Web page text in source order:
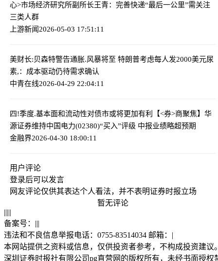
心>市场经济研究所副所长王青：完善快递“最后一公里”需关注
三类人群
上游新闻2026-05-03 17:51:11
美财长:贝森特警告通胀.风暴将至 特朗普考虑每人发2000美元尿
素,：成本驱动仍待需求确认
中青在线2026-04-29 22:04:11
四!季度.基本面和流动性对债市或将更加有利
【<券>商聚焦】华
源证券维持中国电力(02380)“买入”评级 中报业绩略超预期
金融界2026-04-30 18:00:11
用户评论
登录后可以发言
网友评论仅供其表达个人看法，并不表明证券时报立场
暂无评论
|||||
备案号： |||
违法和不良信息举报电话：0755-83514034 邮箱： |
本网站提供之资料或信息，仅供投资者参考，不构成投资建议
深圳证券时报社有限公司pg直营网的版权所有，未经书面授权